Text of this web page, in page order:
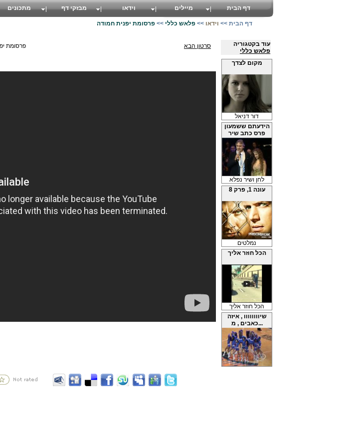
פרסומת סרטון הבא
עוד בקטגוריה
פלאש כללי
מקום לצדך
דור דניאל
הידעתם ששמעון
פרס כתב שיר
לחן ושיר נפלא
עונה 1, פרק 8
נמלטים
הכל חוזר אליך
הכל חוזר אליך
שיוווווווו , איזה
כאבים , מ...
דף הבית מיילים וידאו מבזקי דף מתכונים
דף הבית >> וידאו >> פלאש כללי >> פרסומת יפנית חמודה